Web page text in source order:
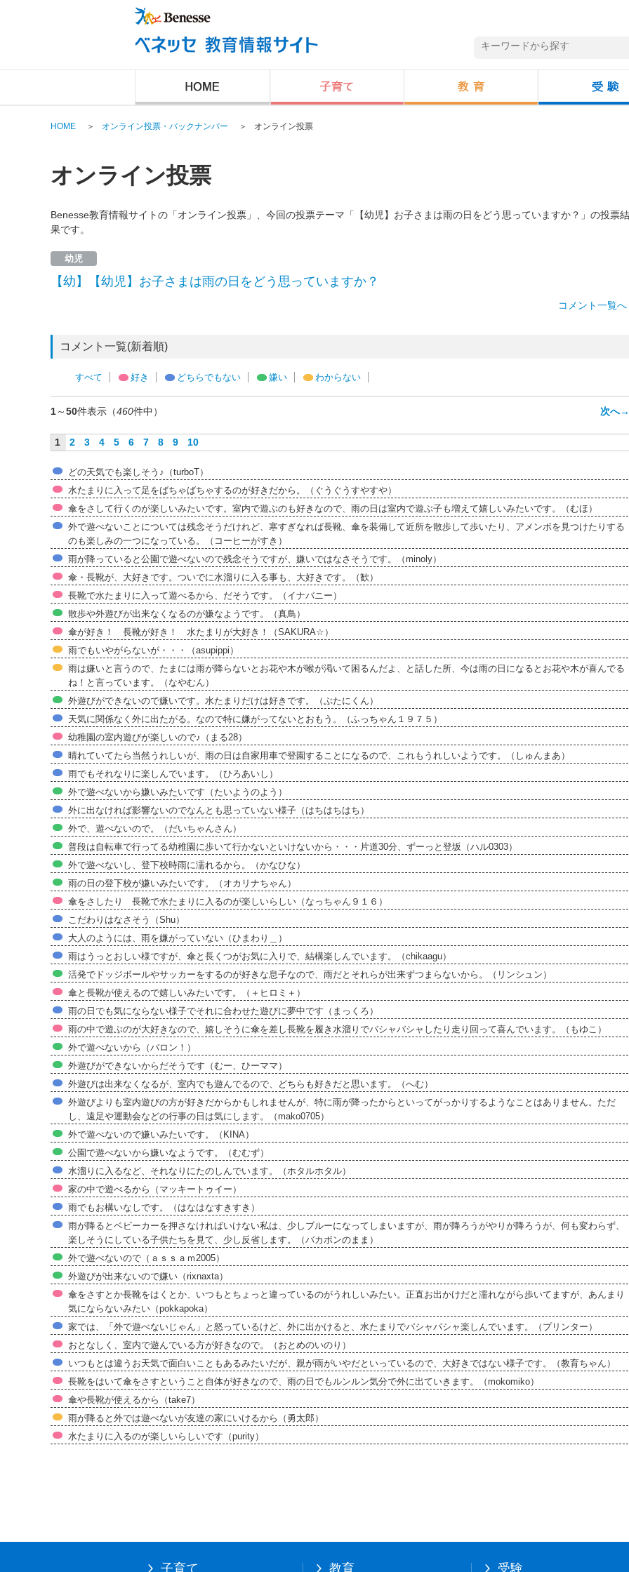
HOME ＞ オンライン投票・バックナンバー ＞ オンライン投票
オンライン投票
Benesse教育情報サイトの「オンライン投票」、今回の投票テーマ「【幼児】お子さまは雨の日をどう思っていますか？」の投票結
果です。
幼児
【幼】【幼児】お子さまは雨の日をどう思っていますか？
コメント一覧へ
コメント一覧(新着順)
すべて 好き どちらでもない 嫌い わからない
1～50件表示（460件中） 次へ→
1 2 3 4 5 6 7 8 9 10
どの天気でも楽しそう♪（turboT）
水たまりに入って足をばちゃばちゃするのが好きだから。（ぐうぐうすやすや）
傘をさして行くのが楽しいみたいです。室内で遊ぶのも好きなので、雨の日は室内で遊ぶ子も増えて嬉しいみたいです。（むほ）
外で遊べないことについては残念そうだけれど、寒すぎなれば長靴、傘を装備して近所を散歩して歩いたり、アメンボを見つけたりする
のも楽しみの一つになっている。（コーヒーがすき）
雨が降っていると公園で遊べないので残念そうですが、嫌いではなさそうです。（minoly）
傘・長靴が、大好きです。ついでに水溜りに入る事も、大好きです。（歓）
長靴で水たまりに入って遊べるから、だそうです。（イナバニー）
散歩や外遊びが出来なくなるのが嫌なようです。（真鳥）
傘が好き！ 長靴が好き！ 水たまりが大好き！（SAKURA☆）
雨でもいやがらないが・・・（asupippi）
雨は嫌いと言うので、たまには雨が降らないとお花や木が喉が渇いて困るんだよ、と話した所、今は雨の日になるとお花や木が喜んでる
ね！と言っています。（なやむん）
外遊びができないので嫌いです。水たまりだけは好きです。（ぶたにくん）
天気に関係なく外に出たがる。なので特に嫌がってないとおもう。（ふっちゃん１９７５）
幼稚園の室内遊びが楽しいので♪（まる28）
晴れていてたら当然うれしいが、雨の日は自家用車で登園することになるので、これもうれしいようです。（しゅんまあ）
雨でもそれなりに楽しんでいます。（ひろあいし）
外で遊べないから嫌いみたいです（たいようのよう）
外に出なければ影響ないのでなんとも思っていない様子（はちはちはち）
外で、遊べないので。（だいちゃんさん）
普段は自転車で行ってる幼稚園に歩いて行かないといけないから・・・片道30分、ずーっと登坂（ハル0303）
外で遊べないし、登下校時雨に濡れるから。（かなひな）
雨の日の登下校が嫌いみたいです。（オカリナちゃん）
傘をさしたり 長靴で水たまりに入るのが楽しいらしい（なっちゃん９１６）
こだわりはなさそう（Shu）
大人のようには、雨を嫌がっていない（ひまわり＿）
雨はうっとおしい様ですが、傘と長くつがお気に入りで、結構楽しんでいます。（chikaagu）
活発でドッジボールやサッカーをするのが好きな息子なので、雨だとそれらが出来ずつまらないから。（リンシュン）
傘と長靴が使えるので嬉しいみたいです。（＋ヒロミ＋）
雨の日でも気にならない様子でそれに合わせた遊びに夢中です（まっくろ）
雨の中で遊ぶのが大好きなので、嬉しそうに傘を差し長靴を履き水溜りでバシャバシャしたり走り回って喜んでいます。（もゆこ）
外で遊べないから（バロン！）
外遊びができないからだそうです（むー、ひーママ）
外遊びは出来なくなるが、室内でも遊んでるので、どちらも好きだと思います。（へむ）
外遊びよりも室内遊びの方が好きだからかもしれませんが、特に雨が降ったからといってがっかりするようなことはありません。ただ
し、遠足や運動会などの行事の日は気にします。（mako0705）
外で遊べないので嫌いみたいです。（KINA）
公園で遊べないから嫌いなようです。（むむず）
水溜りに入るなど、それなりにたのしんでいます。（ホタルホタル）
家の中で遊べるから（マッキートゥイー）
雨でもお構いなしです。（はなはなすきすき）
雨が降るとベビーカーを押さなければいけない私は、少しブルーになってしまいますが、雨が降ろうがやりが降ろうが、何も変わらず、
楽しそうにしている子供たちを見て、少し反省します。（バカボンのまま）
外で遊べないので（ａｓｓａｍ2005）
外遊びが出来ないので嫌い（rixnaxta）
傘をさすとか長靴をはくとか、いつもとちょっと違っているのがうれしいみたい。正直お出かけだと濡れながら歩いてますが、あんまり
気にならないみたい（pokkapoka）
家では、「外で遊べないじゃん」と怒っているけど、外に出かけると、水たまりでパシャパシャ楽しんでいます。（プリンター）
おとなしく、室内で遊んでいる方が好きなので。（おとめのいのり）
いつもとは違うお天気で面白いこともあるみたいだが、親が雨がいやだといっているので、大好きではない様子です。（教育ちゃん）
長靴をはいて傘をさすということ自体が好きなので、雨の日でもルンルン気分で外に出ていきます。（mokomiko）
傘や長靴が使えるから（take7）
雨が降ると外では遊べないが友達の家にいけるから（勇太郎）
水たまりに入るのが楽しいらしいです（purity）
子育て 教育 受験